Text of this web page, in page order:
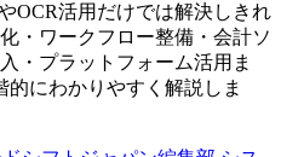
OCR活用だけでは解決しきれ
・ワークフロー整備・会計ソ
・プラットフォーム活用ま
にわかりやすく解説しま